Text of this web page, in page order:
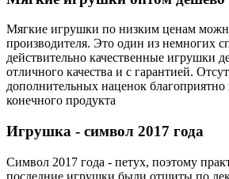
Мягкие игрушки по низким ценам
производителя. Это один из немногих
действительно качественные игрушки
отличного качества и с гарантией.
дополнительных наценок благоприятно
конечного продукта
Игрушка - символ 2017 года
Символ 2017 года - петух, поэтому
последние игрушки были отшиты по